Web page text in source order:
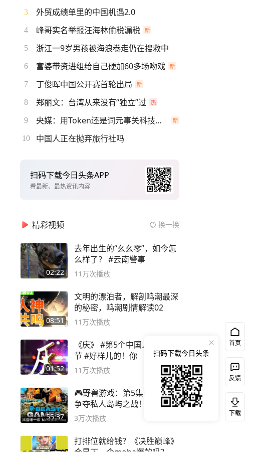
3 外贸成绩单里的中国机遇2.0
4 峰哥实名举报汪海林偷税漏税
5 浙江一9岁男孩被海浪卷走仍在搜救中
6 富婆带资进组给自己硬加60多场吻戏
7 丁俊晖中国公开赛首轮出局
8 郑丽文：台湾从来没有“独立”过
9 央媒：用Token还是词元事关科技话语权
10 中国人正在抛弃旅行社吗
扫码下载今日头条APP
看最新、最热资讯内容
精彩视频 换一换
02:22
去年出生的“幺幺零”，如今怎
么样了？ #云南警事
11万次播放
08:51
文明的漂泊者，解剖鸣潮最深
的秘密，鸣潮剧情解读02
11万次播放
01:52
《庆》 #第5个中国人民警察
节 #好样儿的！你
11万次播放
55:37
🎮野兽游戏：第5集[完整版]
争夺私人岛屿之战！
#MrBeastChina
3万次播放
打排位就给钱？《决胜巅峰》
会是下一个moba爆款吗？#
首页
反馈
下载
扫码下载今日头条